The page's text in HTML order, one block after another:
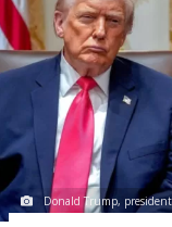
Donald Trump,